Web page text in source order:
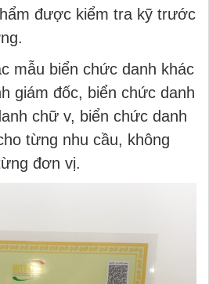
được kiểm tra kỹ trước
mẫu biển chức danh khác
giám đốc, biển chức danh
chữ v, biển chức danh
từng nhu cầu, không
đơn vị.